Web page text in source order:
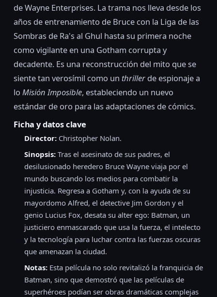
de Wayne Enterprises. La trama nos lleva desde los
años de entrenamiento de Bruce con la Liga de las
Sombras de Ra's al Ghul hasta su primera noche
como vigilante en una Gotham corrupta y
decadente. Es una reconstrucción del mito que se
siente tan verosímil como un thriller de espionaje a
lo Misión Imposible, estableciendo un nuevo
estándar de oro para las adaptaciones de cómics.
Ficha y datos clave
Director: Christopher Nolan.
Sinopsis: Tras el asesinato de sus padres, el
desilusionado heredero Bruce Wayne viaja por el
mundo buscando los medios para combatir la
injusticia. Regresa a Gotham y, con la ayuda de su
mayordomo Alfred, el detective Jim Gordon y el
genio Lucius Fox, desata su alter ego: Batman, un
justiciero enmascarado que usa la fuerza, el intelecto
y la tecnología para luchar contra las fuerzas oscuras
que amenazan la ciudad.
Notas: Esta película no solo revitalizó la franquicia de
Batman, sino que demostró que las películas de
superhéroes podían ser obras dramáticas complejas